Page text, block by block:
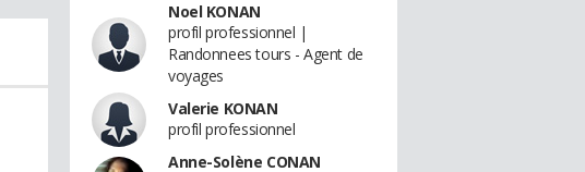
Noel KONAN
profil professionnel |
Randonnees tours - Agent de
voyages
Valerie KONAN
profil professionnel
Anne-Solène CONAN